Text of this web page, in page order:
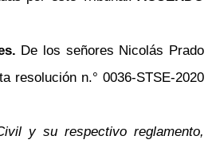
De los señores Nicolás Prado
resolución n.° 0036-STSE-2020
y su respectivo reglamento,